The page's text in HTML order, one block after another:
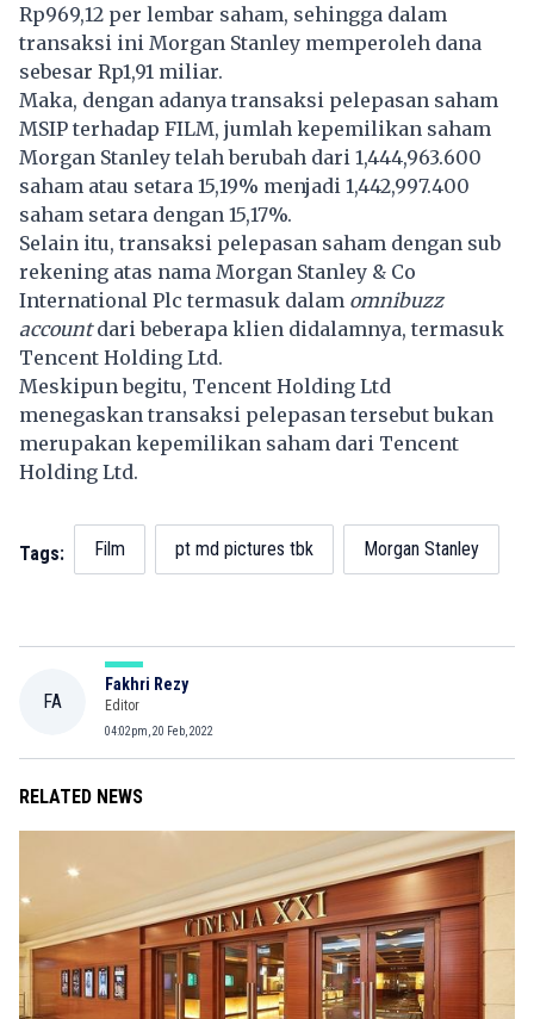
Rp969,12 per lembar saham, sehingga dalam
transaksi ini Morgan Stanley memperoleh dana
sebesar Rp1,91 miliar.
Maka, dengan adanya transaksi pelepasan saham
MSIP terhadap FILM, jumlah kepemilikan saham
Morgan Stanley telah berubah dari 1,444,963.600
saham atau setara 15,19% menjadi 1,442,997.400
saham setara dengan 15,17%.
Selain itu, transaksi pelepasan saham dengan sub
rekening atas nama Morgan Stanley & Co
International Plc termasuk dalam omnibuzz
accountdari beberapa klien didalamnya, termasuk
Tencent Holding Ltd.
Meskipun begitu, Tencent Holding Ltd
menegaskan transaksi pelepasan tersebut bukan
merupakan kepemilikan saham dari Tencent
Holding Ltd.
Tags: Film pt md pictures tbk Morgan Stanley
FA
Fakhri Rezy
Editor
04:02pm, 20 Feb, 2022
RELATED NEWS